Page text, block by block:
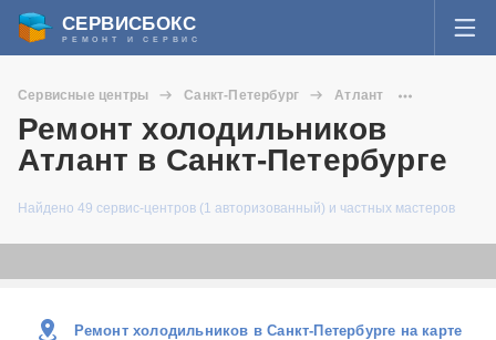
СЕРВИСБОКС
РЕМОНТ И СЕРВИС
Я забыл пароль
СЕРВИСЫ И МАСТЕРА
Сервисные центры Санкт-Петербург
Атлант
Холодильники
Ремонт холодильников
Атлант в Санкт-Петербурге
Найдено 49 сервис-центров (1 авторизованный) и частных мастеров
Ремонт холодильников в Санкт-Петербурге на карте